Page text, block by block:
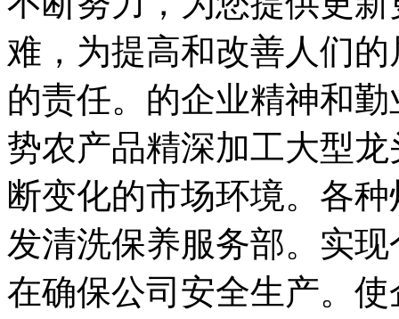
难，为提高和改善人们
的责任。的企业精神和
势农产品精深加工大型
断变化的市场环境。各
发清洗保养服务部。实
在确保公司安全生产。